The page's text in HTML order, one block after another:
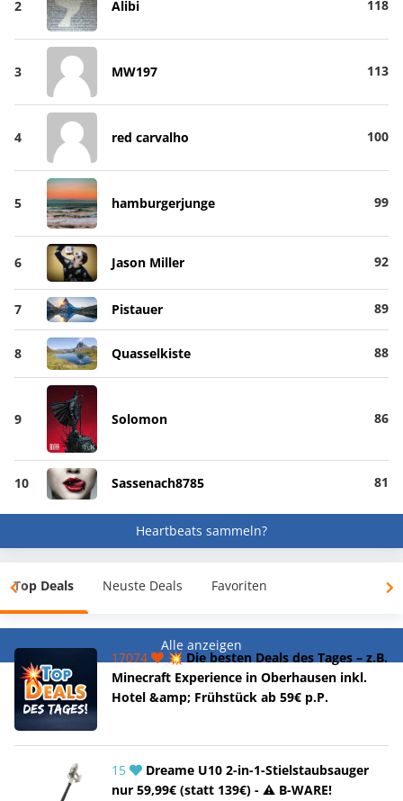
2 Alibi 118
3 MW197 113
4 red carvalho 100
5 hamburgerjunge 99
6 Jason Miller 92
7 Pistauer 89
8 Quasselkiste 88
9 Solomon 86
10 Sassenach8785 81
Heartbeats sammeln?
Top Deals Neuste Deals Favoriten
Alle anzeigen
17074
💥 Die besten Deals des Tages – z.B.
Minecraft Experience in Oberhausen inkl.
Hotel &amp; Frühstück ab 59€ p.P.
15
Dreame U10 2-in-1-Stielstaubsauger
nur 59,99€ (statt 139€) - ⚠️ B-WARE!